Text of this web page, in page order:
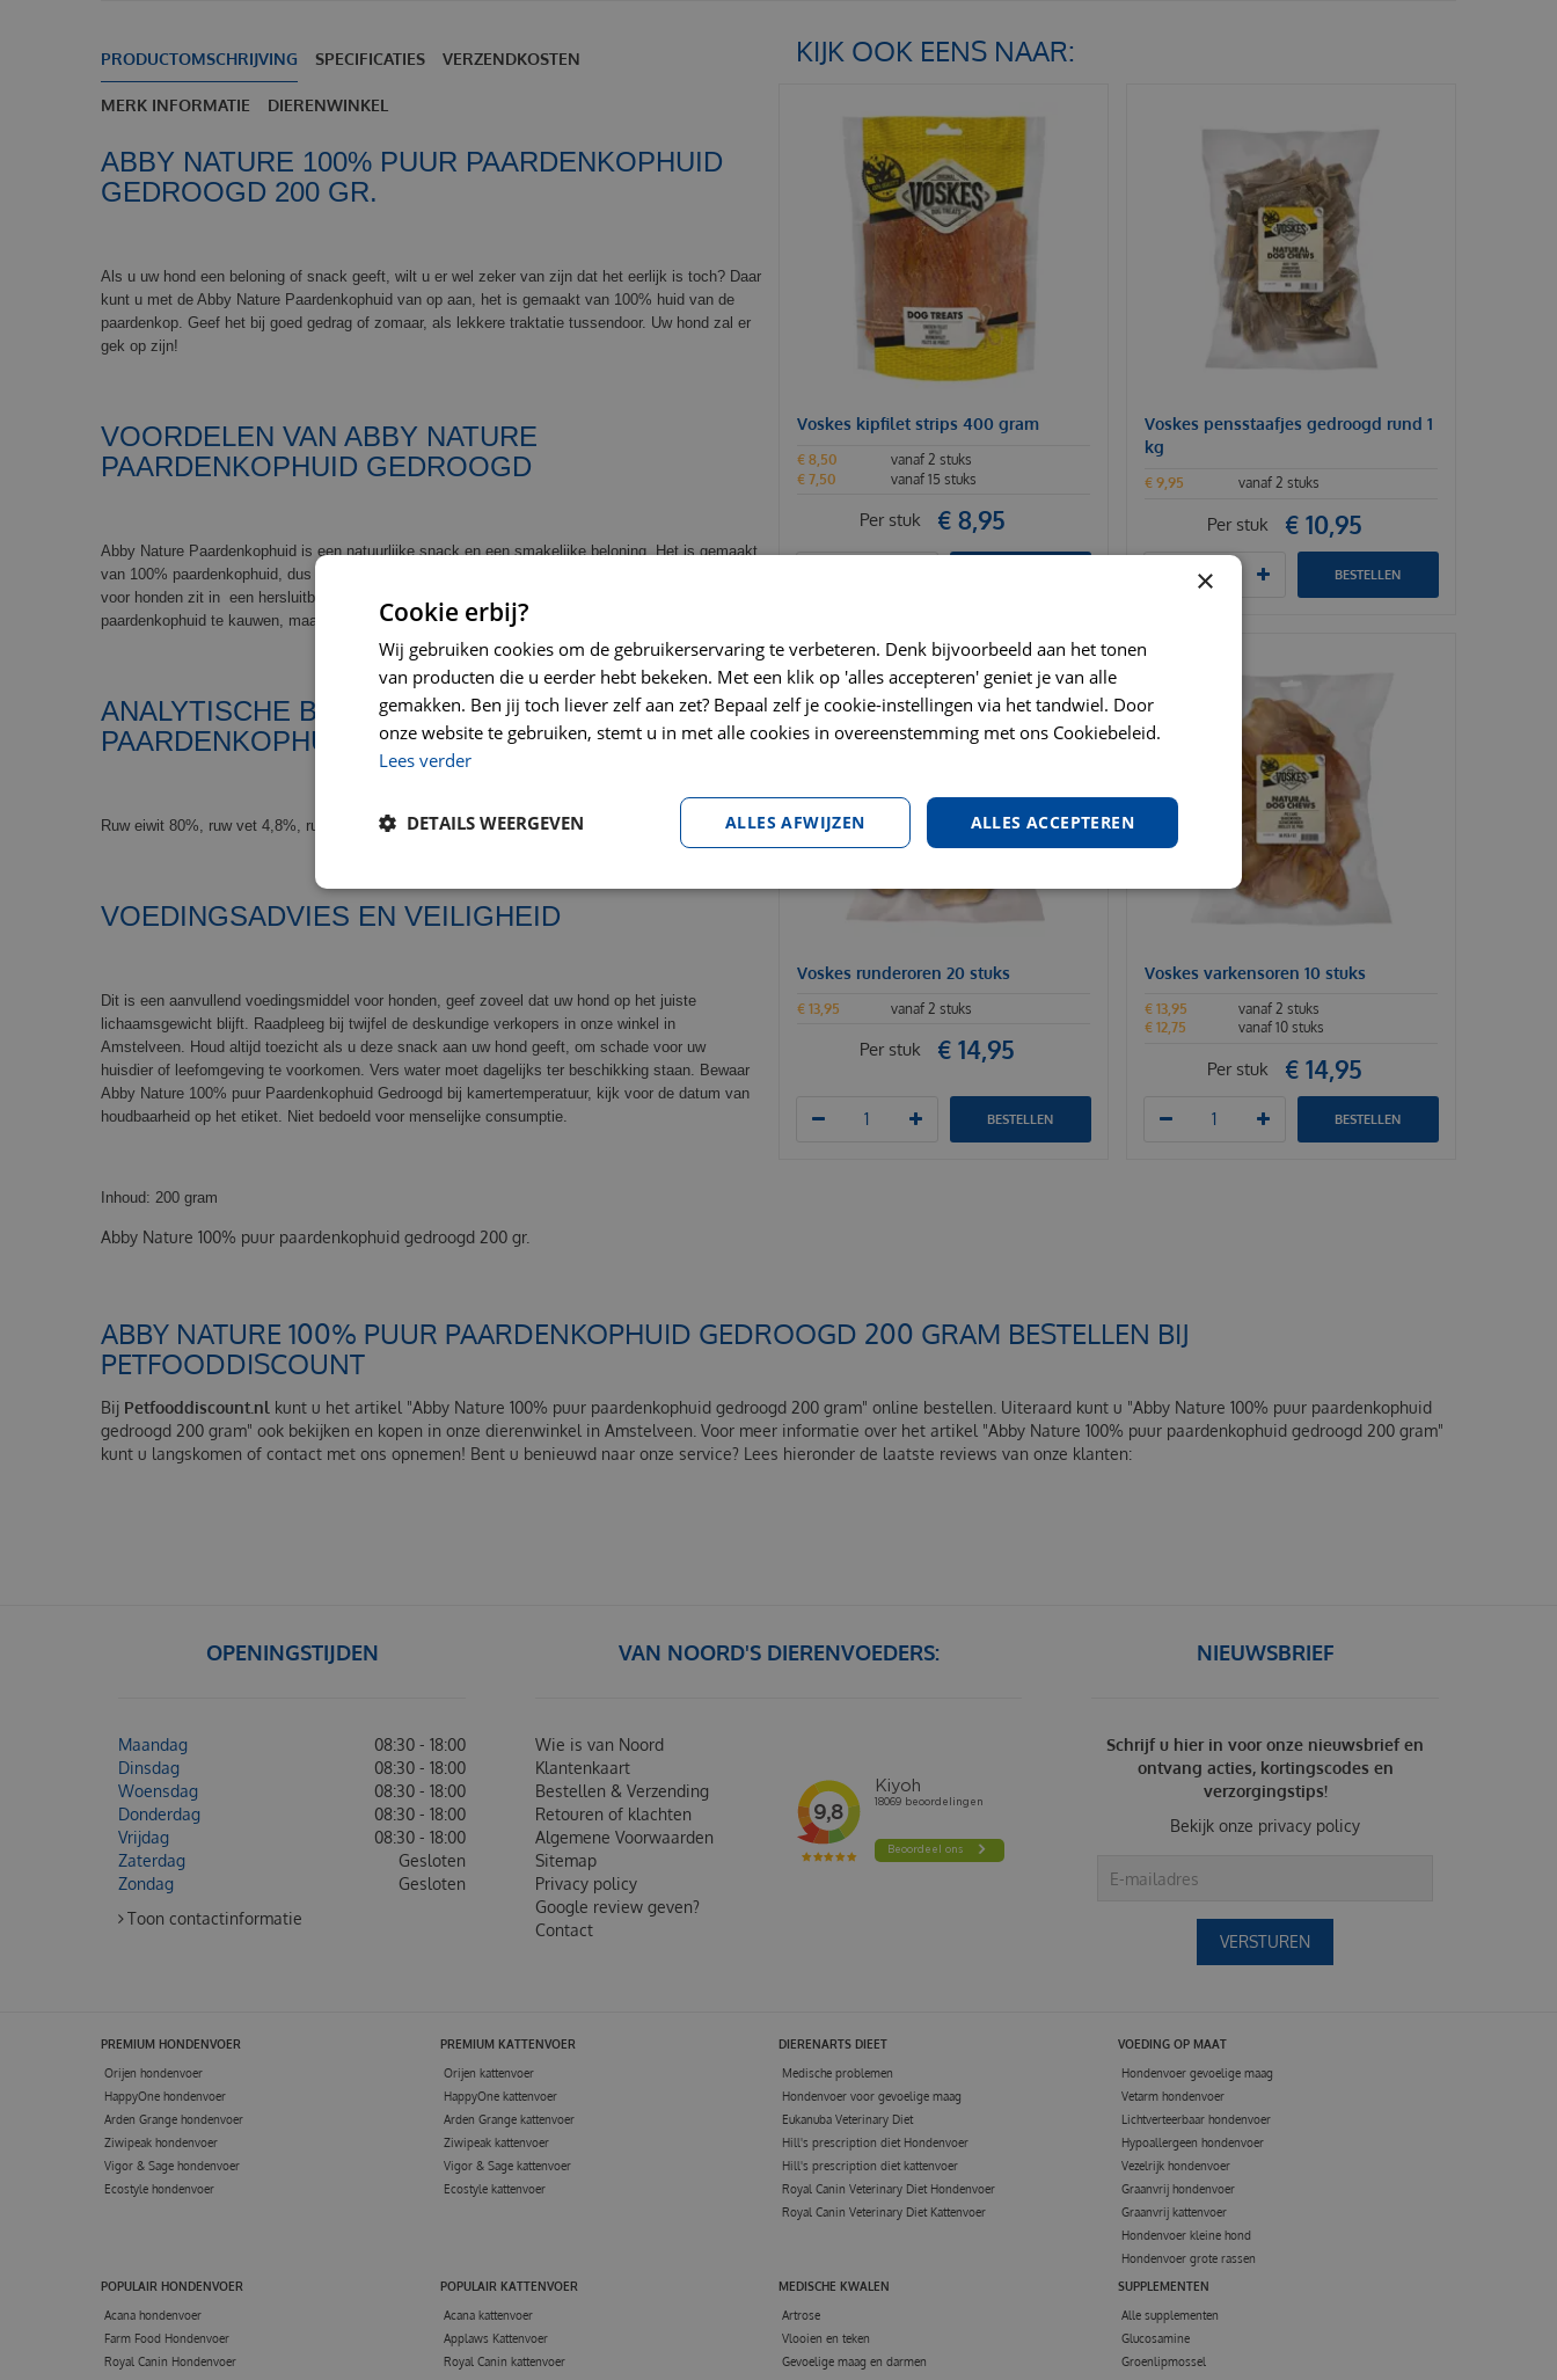
PRODUCTOMSCHRIJVING SPECIFICATIES VERZENDKOSTEN
MERK INFORMATIE DIERENWINKEL
ABBY NATURE 100% PUUR PAARDENKOPHUID
GEDROOGD 200 GR.
Als u uw hond een beloning of snack geeft, wilt u er wel zeker van zijn dat het eerlijk is toch? Daar
kunt u met de Abby Nature Paardenkophuid van op aan, het is gemaakt van 100% huid van de
paardenkop. Geef het bij goed gedrag of zomaar, als lekkere traktatie tussendoor. Uw hond zal er
gek op zijn!
VOORDELEN VAN ABBY NATURE
PAARDENKOPHUID GEDROOGD
Abby Nature Paardenkophuid is een natuurlijke snack en een smakelijke beloning. Het is gemaakt
van 100% paardenkophuid, dus geen granen of andere ongewenste toevoegingen. Deze snack
voor honden zit in een hersluitbare zak, zodat de inhoud vers blijft. Door op een stuk
paardenkophuid te kauwen, maakt uw hond tegelijkertijd zijn gebit schoon.
ANALYTISCHE BESTANDDELEN ABBY NATURE
PAARDENKOPHUID
Ruw eiwit 80%, ruw vet 4,8%, ruwe as 14,5%
VOEDINGSADVIES EN VEILIGHEID
Dit is een aanvullend voedingsmiddel voor honden, geef zoveel dat uw hond op het juiste
lichaamsgewicht blijft. Raadpleeg bij twijfel de deskundige verkopers in onze winkel in
Amstelveen. Houd altijd toezicht als u deze snack aan uw hond geeft, om schade voor uw
huisdier of leefomgeving te voorkomen. Vers water moet dagelijks ter beschikking staan. Bewaar
Abby Nature 100% puur Paardenkophuid Gedroogd bij kamertemperatuur, kijk voor de datum van
houdbaarheid op het etiket. Niet bedoeld voor menselijke consumptie.
Inhoud: 200 gram
Abby Nature 100% puur paardenkophuid gedroogd 200 gr.
KIJK OOK EENS NAAR:
Voskes kipfilet strips 400 gram
vanaf 2 stuks
€ 8,50
vanaf 15 stuks
€ 7 50
€ 8,95
Per stuk
Voskes pensstaafjes gedroogd rund 1
kg
vanaf 2 stuks
€ 9,95
€ 10,95
Per stuk
BESTELLEN
Voskes runderoren 20 stuks
vanaf 2 stuks
€ 13 95
€ 14,95
Per stuk
BESTELLEN
Voskes varkensoren 10 stuks
vanaf 2 stuks
€ 13 95
vanaf 10 stuks
€ 12,75
€ 14,95
Per stuk
BESTELLEN
ABBY NATURE 100% PUUR PAARDENKOPHUID GEDROOGD 200 GRAM BESTELLEN BIJ
PETFOODDISCOUNT
Bij Petfooddiscount.nl kunt u het artikel "Abby Nature 100% puur paardenkophuid gedroogd 200 gram" online bestellen. Uiteraard kunt u "Abby Nature 100% puur paardenkophuid
gedroogd 200 gram" ook bekijken en kopen in onze dierenwinkel in Amstelveen. Voor meer informatie over het artikel "Abby Nature 100% puur paardenkophuid gedroogd 200 gram"
kunt u langskomen of contact met ons opnemen! Bent u benieuwd naar onze service? Lees hieronder de laatste reviews van onze klanten:
OPENINGSTIJDEN
Maandag
08:30 - 18:00
Dinsdag
08:30 - 18:00
Woensdag
08:30 - 18:00
Donderdag
08:30 - 18:00
Vrijdag
08:30 - 18:00
Zaterdag
Gesloten
Zondag
Gesloten
Toon contactinformatie
NIEUWSBRIEF
Schrijf u hier in voor onze nieuwsbrief en
ontvang acties, kortingscodes en
verzorgingstips!
Bekijk onze privacy policy
VAN NOORD'S DIERENVOEDERS:
Wie is van Noord
Klantenkaart
Bestellen & Verzending
Retouren of klachten
Algemene Voorwaarden
Sitemap
Privacy policy
Google review geven?
Contact
PREMIUM HONDENVOER
Orijen hondenvoer
HappyOne hondenvoer
Arden Grange hondenvoer
Ziwipeak hondenvoer
Vigor & Sage hondenvoer
Ecostyle hondenvoer
PREMIUM KATTENVOER
Orijen kattenvoer
HappyOne kattenvoer
Arden Grange kattenvoer
Ziwipeak kattenvoer
Vigor & Sage kattenvoer
Ecostyle kattenvoer
DIERENARTS DIEET
Medische problemen
Hondenvoer voor gevoelige maag
Eukanuba Veterinary Diet
Hill's prescription diet Hondenvoer
Hill's prescription diet kattenvoer
Royal Canin Veterinary Diet Hondenvoer
Royal Canin Veterinary Diet Kattenvoer
VOEDING OP MAAT
Hondenvoer gevoelige maag
Vetarm hondenvoer
Lichtverteerbaar hondenvoer
Hypoallergeen hondenvoer
Vezelrijk hondenvoer
Graanvrij hondenvoer
Graanvrij kattenvoer
Hondenvoer kleine hond
Hondenvoer grote rassen
POPULAIR HONDENVOER
Acana hondenvoer
Farm Food Hondenvoer
Royal Canin Hondenvoer
POPULAIR KATTENVOER
Acana kattenvoer
Applaws Kattenvoer
Royal Canin kattenvoer
MEDISCHE KWALEN
Artrose
Vlooien en teken
Gevoelige maag en darmen
SUPPLEMENTEN
Alle supplementen
Glucosamine
Groenlipmossel
×
Cookie erbij?
Wij gebruiken cookies om de gebruikerservaring te verbeteren. Denk bijvoorbeeld aan het tonen
van producten die u eerder hebt bekeken. Met een klik op 'alles accepteren' geniet je van alle
gemakken. Ben jij toch liever zelf aan zet? Bepaal zelf je cookie-instellingen via het tandwiel. Door
onze website te gebruiken, stemt u in met alle cookies in overeenstemming met ons Cookiebeleid.
Lees verder
ALLES ACCEPTEREN
ALLES AFWIJZEN
DETAILS WEERGEVEN